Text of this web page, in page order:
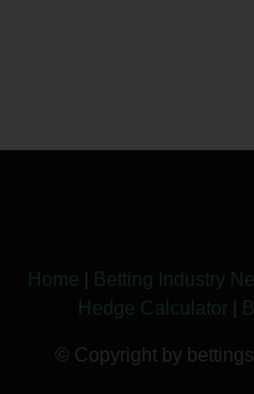
Home Betting Industry
Hedge Calculator
© Copyright by